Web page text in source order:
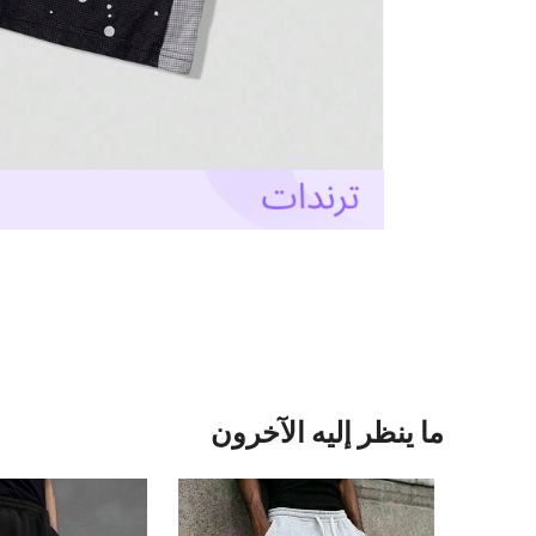
ما ينظر إليه الآخرون